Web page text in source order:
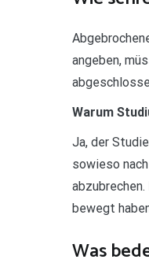
angeben,
Warum
Ja, der
sowieso
bewegt
Was